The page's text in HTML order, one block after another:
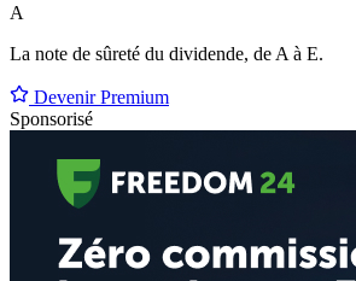
A
La note de sûreté du dividende, de A à E.
Devenir Premium
Sponsorisé